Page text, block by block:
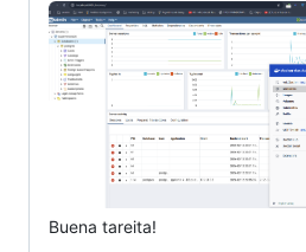
Buena tareita!